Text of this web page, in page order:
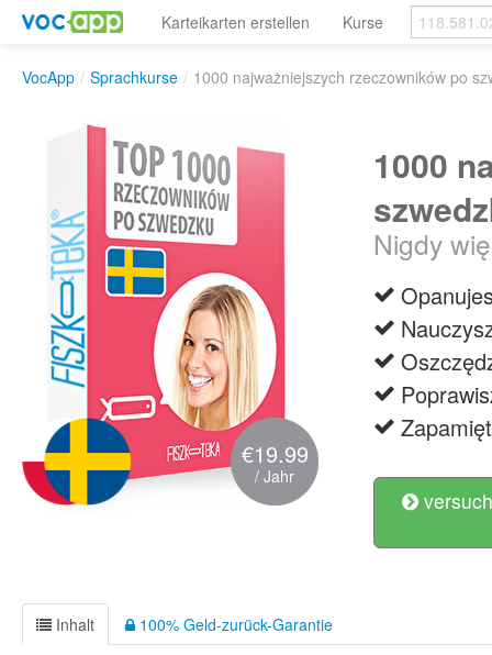
Karteikarten erstellen Kurse
VocApp / Sprachkurse / 1000 najważniejszych rzeczowników po
€19.99
/ Jahr
1000
Nigdy
Inhalt 100% Geld-zurück-Garantie